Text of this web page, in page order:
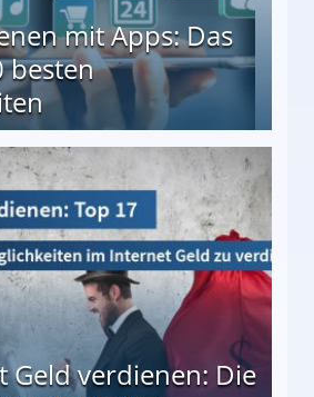
mit Apps: Das
besten
Geld verdienen: Die